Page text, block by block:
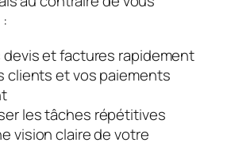
devis et factures rapidement
clients et vos paiements
les tâches répétitives
vision claire de votre